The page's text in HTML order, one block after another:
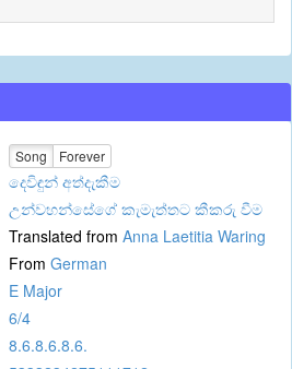
Song Forever
දෙවිඳුන් අත්දැකීම
උන්වහන්සේගේ කැමැත්තට කීකරු වීම
Translated from Anna Laetitia Waring
From German
E Major
6/4
8.6.8.6.8.6.